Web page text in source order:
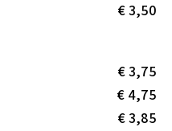
€ 3,50
€ 3,75
€ 4,75
€ 3,85